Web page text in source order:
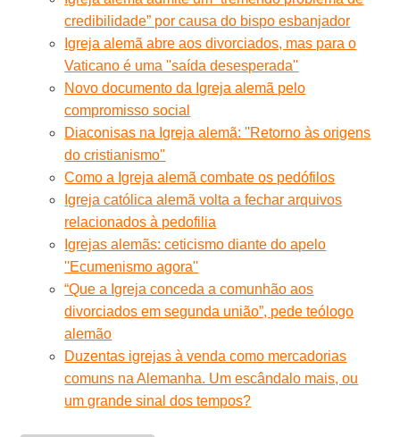
credibilidade” por causa do bispo esbanjador
Igreja alemã abre aos divorciados, mas para o
Vaticano é uma ''saída desesperada''
Novo documento da Igreja alemã pelo
compromisso social
Diaconisas na Igreja alemã: ''Retorno às origens
do cristianismo''
Como a Igreja alemã combate os pedófilos
Igreja católica alemã volta a fechar arquivos
relacionados à pedofilia
Igrejas alemãs: ceticismo diante do apelo
''Ecumenismo agora''
“Que a Igreja conceda a comunhão aos
divorciados em segunda união”, pede teólogo
alemão
Duzentas igrejas à venda como mercadorias
comuns na Alemanha. Um escândalo mais, ou
um grande sinal dos tempos?